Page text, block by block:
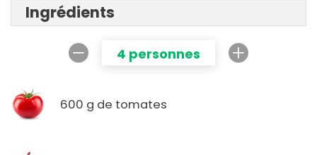
Ingrédients
4 personnes
600 g de tomates